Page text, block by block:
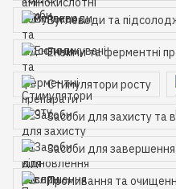
Вуглеводи та
Ензими та ферментні
Стимулятори росту
Засоби для захисту та
Засоби для завершення
Промивання та